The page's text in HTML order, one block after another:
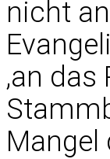
nicht
‚an
Mangel